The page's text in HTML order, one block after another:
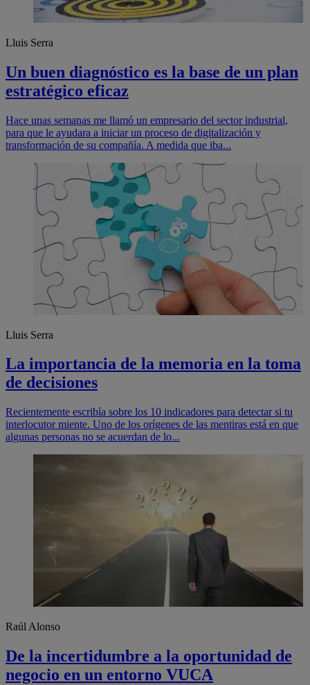
Lluis Serra
Un buen diagnóstico es la base de un plan
estratégico eficaz
Hace unas semanas me llamó un empresario del sector industrial,
para que le ayudara a iniciar un proceso de digitalización y
transformación de su compañía. A medida que iba...
Lluis Serra
La importancia de la memoria en la toma
de decisiones
Recientemente escribía sobre los 10 indicadores para detectar si tu
interlocutor miente. Uno de los orígenes de las mentiras está en que
algunas personas no se acuerdan de lo...
Raúl Alonso
De la incertidumbre a la oportunidad de
negocio en un entorno VUCA